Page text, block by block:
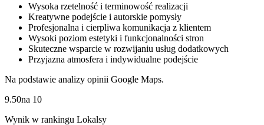
Wysoka rzetelność i terminowość realizacji
Kreatywne podejście i autorskie pomysły
Profesjonalna i cierpliwa komunikacja z klientem
Wysoki poziom estetyki i funkcjonalności stron
Skuteczne wsparcie w rozwijaniu usług dodatkowych
Przyjazna atmosfera i indywidualne podejście
Na podstawie analizy opinii Google Maps.
9.50na 10
Wynik w rankingu Lokalsy